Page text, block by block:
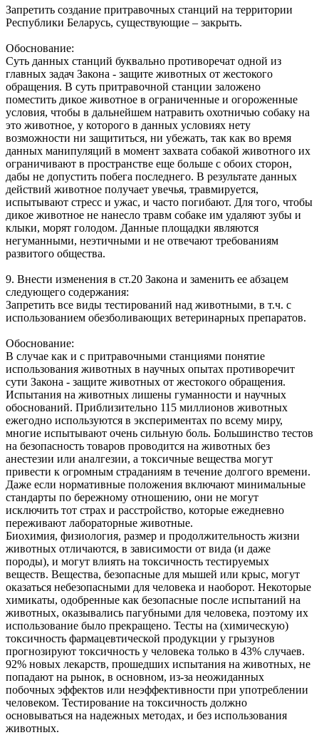
Запретить создание притравочных станций на территории
Республики Беларусь, существующие – закрыть.
Обоснование:
Суть данных станций буквально противоречат одной из
главных задач Закона - защите животных от жестокого
обращения. В суть притравочной станции заложено
поместить дикое животное в ограниченные и огороженные
условия, чтобы в дальнейшем натравить охотничью собаку на
это животное, у которого в данных условиях нету
возможности ни защититься, ни убежать, так как во время
данных манипуляций в момент захвата собакой животного их
ограничивают в пространстве еще больше с обоих сторон,
дабы не допустить побега последнего. В результате данных
действий животное получает увечья, травмируется,
испытывают стресс и ужас, и часто погибают. Для того, чтобы
дикое животное не нанесло травм собаке им удаляют зубы и
клыки, морят голодом. Данные площадки являются
негуманными, неэтичными и не отвечают требованиям
развитого общества.
9. Внести изменения в ст.20 Закона и заменить ее абзацем
следующего содержания:
Запретить все виды тестирований над животными, в т.ч. с
использованием обезболивающих ветеринарных препаратов.
Обоснование:
В случае как и с притравочными станциями понятие
использования животных в научных опытах противоречит
сути Закона - защите животных от жестокого обращения.
Испытания на животных лишены гуманности и научных
обоснований. Приблизительно 115 миллионов животных
ежегодно используются в экспериментах по всему миру,
многие испытывают очень сильную боль. Большинство тестов
на безопасность товаров проводится на животных без
анестезии или аналгезии, а токсичные вещества могут
привести к огромным страданиям в течение долгого времени.
Даже если нормативные положения включают минимальные
стандарты по бережному отношению, они не могут
исключить тот страх и расстройство, которые ежедневно
переживают лабораторные животные.
Биохимия, физиология, размер и продолжительность жизни
животных отличаются, в зависимости от вида (и даже
породы), и могут влиять на токсичность тестируемых
веществ. Вещества, безопасные для мышей или крыс, могут
оказаться небезопасными для человека и наоборот. Некоторые
химикаты, одобренные как безопасные после испытаний на
животных, оказывались пагубными для человека, поэтому их
использование было прекращено. Тесты на (химическую)
токсичность фармацевтической продукции у грызунов
прогнозируют токсичность у человека только в 43% случаев.
92% новых лекарств, прошедших испытания на животных, не
попадают на рынок, в основном, из-за неожиданных
побочных эффектов или неэффективности при употреблении
человеком. Тестирование на токсичность должно
основываться на надежных методах, и без использования
животных.